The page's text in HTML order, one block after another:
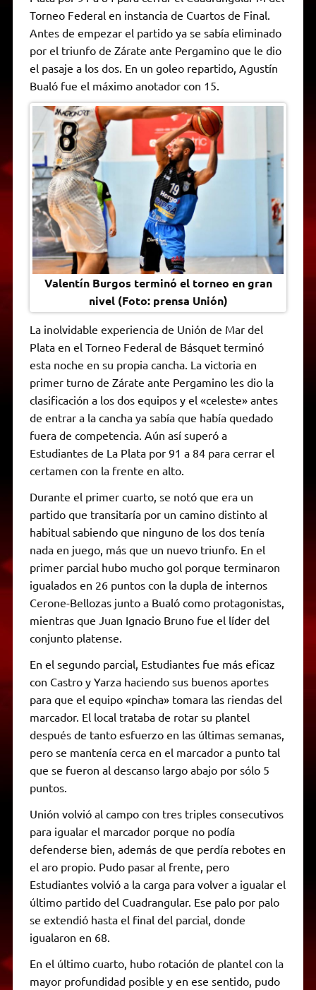
p
p
a
m
r
o
k
g
e
n
k
r
i
n
d
l
y
Torneo Federal en instancia de Cuartos de Final.
Antes de empezar el partido ya se sabía eliminado
por el triunfo de Zárate ante Pergamino que le dio
el pasaje a los dos. En un goleo repartido, Agustín
Bualó fue el máximo anotador con 15.
Valentín Burgos terminó el torneo en gran
nivel (Foto: prensa Unión)
La inolvidable experiencia de Unión de Mar del
Plata en el Torneo Federal de Básquet terminó
esta noche en su propia cancha. La victoria en
primer turno de Zárate ante Pergamino les dio la
clasificación a los dos equipos y el «celeste» antes
de entrar a la cancha ya sabía que había quedado
fuera de competencia. Aún así superó a
Estudiantes de La Plata por 91 a 84 para cerrar el
certamen con la frente en alto.
Durante el primer cuarto, se notó que era un
partido que transitaría por un camino distinto al
habitual sabiendo que ninguno de los dos tenía
nada en juego, más que un nuevo triunfo. En el
primer parcial hubo mucho gol porque terminaron
igualados en 26 puntos con la dupla de internos
Cerone-Bellozas junto a Bualó como protagonistas,
mientras que Juan Ignacio Bruno fue el líder del
conjunto platense.
En el segundo parcial, Estudiantes fue más eficaz
con Castro y Yarza haciendo sus buenos aportes
para que el equipo «pincha» tomara las riendas del
marcador. El local trataba de rotar su plantel
después de tanto esfuerzo en las últimas semanas,
pero se mantenía cerca en el marcador a punto tal
que se fueron al descanso largo abajo por sólo 5
puntos.
Unión volvió al campo con tres triples consecutivos
para igualar el marcador porque no podía
defenderse bien, además de que perdía rebotes en
el aro propio. Pudo pasar al frente, pero
Estudiantes volvió a la carga para volver a igualar el
último partido del Cuadrangular. Ese palo por palo
se extendió hasta el final del parcial, donde
igualaron en 68.
En el último cuarto, hubo rotación de plantel con la
mayor profundidad posible y en ese sentido, pudo